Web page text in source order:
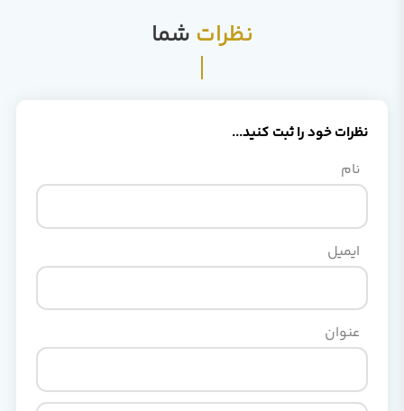
نظرات شما
نظرات خود را ثبت کنید...
نام
ایمیل
عنوان